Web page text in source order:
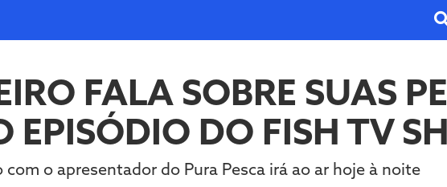
FALA SOBRE SUAS
EPISÓDIO DO FISH TV
com o apresentador do Pura Pesca irá ao ar hoje à noite